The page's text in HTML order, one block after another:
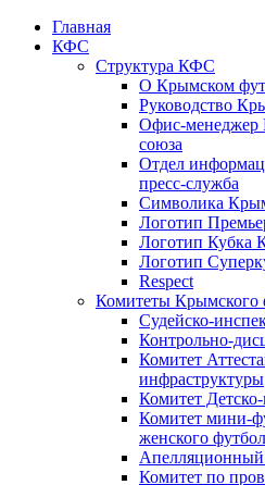
Главная
КФС
Структура КФС
О Крымском
Руководство
Офис-менеджер
союза
Отдел
пресс-служба
Символика
Логотип
Логотип Кубка
Логотип
Respect
Комитеты Крымского
Судейско-
Контрольно-
Комитет
инфраструктуры
Комитет
Комитет мини-
женского
Апелляционный
Комитет по